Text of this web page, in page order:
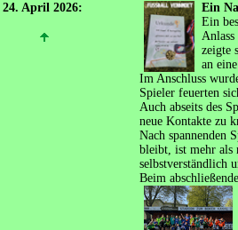
24. April 2026:
Ein
Ein
Anlass
zeigte
an
Im Anschluss
Spieler feuerten
Auch abseits des
neue Kontakte zu
Nach spannenden
bleibt, ist mehr als
selbstverständlich
Beim